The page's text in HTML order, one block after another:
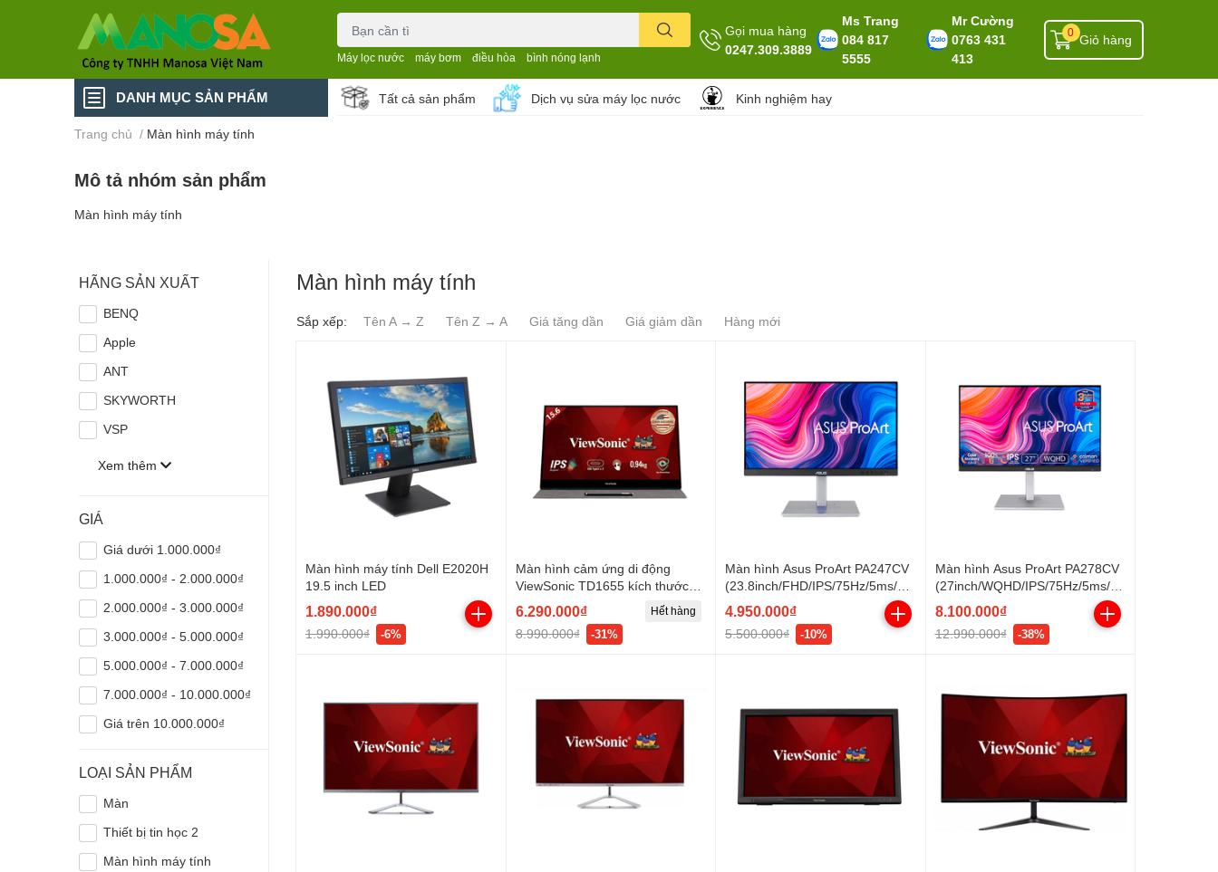
Máy lọc nước máy bơm điều hòa bình nóng lạnh
Gọi mua hàng
0247.309.3889
Ms Trang
084 817
5555
Mr Cường
0763 431
413
Giỏ hàng
0
DANH MỤC SẢN PHẨM Tất cả sản phẩm Dịch vụ sửa máy lọc nước Kinh nghiệm hay
Trang chủ / Màn hình máy tính
Mô tả nhóm sản phẩm
Màn hình máy tính
HÃNG SẢN XUẤT
BENQ
Apple
ANT
SKYWORTH
VSP
Xem thêm
GIÁ
Giá dưới 1.000.000₫
1.000.000₫ - 2.000.000₫
2.000.000₫ - 3.000.000₫
3.000.000₫ - 5.000.000₫
5.000.000₫ - 7.000.000₫
7.000.000₫ - 10.000.000₫
Giá trên 10.000.000₫
LOẠI SẢN PHẨM
Màn
Thiết bị tin học 2
Màn hình máy tính
Màn hình máy tính
Sắp xếp: Tên A → Z Tên Z → A Giá tăng dần Giá giảm dần Hàng mới
Màn hình máy tính Dell E2020H
19.5 inch LED
1.890.000₫
1.990.000₫ -6%
Màn hình cảm ứng di động
ViewSonic TD1655 kích thước
15.6 inch, Full HD, IPS, USB 3.1
Type-C kép
6.290.000₫
8.990.000₫ -31%
Hết hàng
Màn hình Asus ProArt PA247CV
(23.8inch/FHD/IPS/75Hz/5ms/30
0nits/HDMI+DP+USB
4.950.000₫
5.500.000₫ -10%
Màn hình Asus ProArt PA278CV
(27inch/WQHD/IPS/75Hz/5ms/35
0nits/HDMI+DP
8.100.000₫
12.990.000₫ -38%